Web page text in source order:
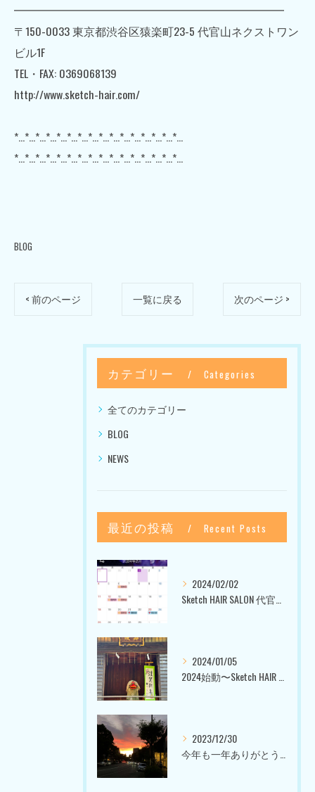
━━━━━━━━━━━━━━━━━━━━━━━━
〒150-0033 東京都渋谷区猿楽町23-5 代官山ネクストワン
ビル1F
TEL・FAX: 0369068139
http://www.sketch-hair.com/
*…*…*…*…*…*…*…*…*…*…*…*…*…*…*…*…
*…*…*…*…*…*…*…*…*…*…*…*…*…*…*…*…
BLOG
< 前のページ 一覧に戻る 次のページ >
カテゴリー Categories
全てのカテゴリー
BLOG
NEWS
最近の投稿 Recent Posts
2024/02/02
2024/01/05
2023/12/30